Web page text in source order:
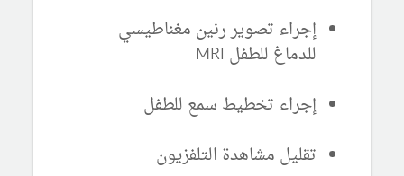
إجراء تصوير رنين مغناطيسي
للدماغ للطفل MRI
إجراء تخطيط سمع للطفل
تقليل مشاهدة التلفزيون